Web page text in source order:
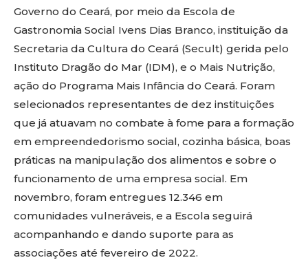
Governo do Ceará, por meio da Escola de
Gastronomia Social Ivens Dias Branco, instituição da
Secretaria da Cultura do Ceará (Secult) gerida pelo
Instituto Dragão do Mar (IDM), e o Mais Nutrição,
ação do Programa Mais Infância do Ceará. Foram
selecionados representantes de dez instituições
que já atuavam no combate à fome para a formação
em empreendedorismo social, cozinha básica, boas
práticas na manipulação dos alimentos e sobre o
funcionamento de uma empresa social. Em
novembro, foram entregues 12.346 em
comunidades vulneráveis, e a Escola seguirá
acompanhando e dando suporte para as
associações até fevereiro de 2022.